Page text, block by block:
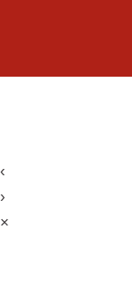
‹
›
×